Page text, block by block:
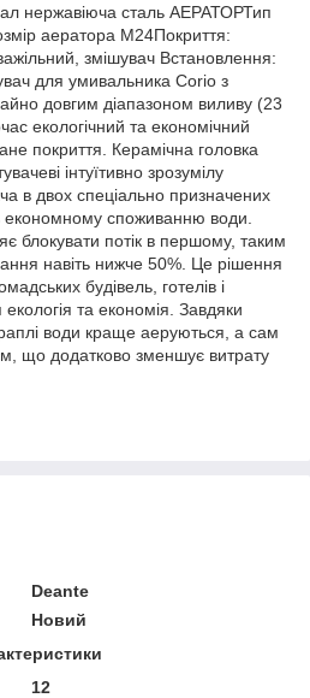
нержавіюча сталь АЕРАТОРТип
аератора M24Покриття:
змішувач Встановлення:
для умивальника Corio з
довгим діапазоном виливу (23
екологічний та економічний
покриття. Керамічна головка
інтуїтивно зрозумілу
в двох спеціально призначених
економному споживанню води.
блокувати потік в першому, таким
навіть нижче 50%. Це рішення
будівель, готелів і
та економія. Завдяки
води краще аеруються, а сам
що додатково зменшує витрату
Deante
Новий
12